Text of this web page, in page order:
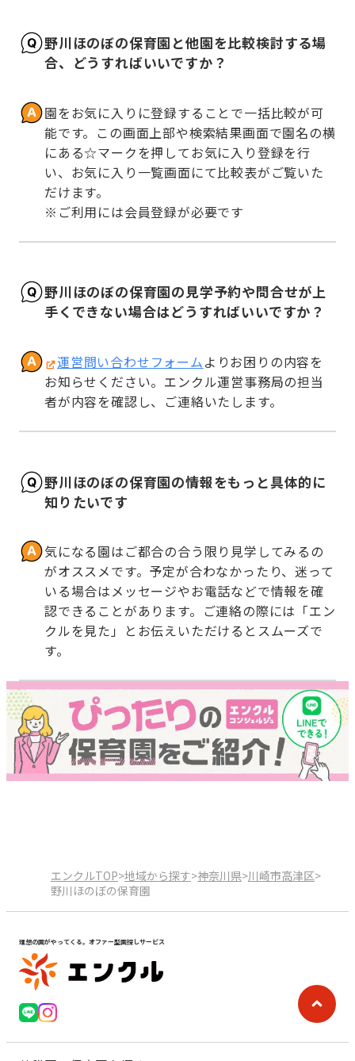
野川ほのぼの保育園と他園を比較検討する場
合、どうすればいいですか？
園をお気に入りに登録することで一括比較が可
能です。この画面上部や検索結果画面で園名の横
にある☆マークを押してお気に入り登録を行
い、お気に入り一覧画面にて比較表がご覧いた
だけます。
※ご利用には会員登録が必要です
野川ほのぼの保育園の見学予約や問合せが上
手くできない場合はどうすればいいですか？
運営問い合わせフォームよりお困りの内容を
お知らせください。エンクル運営事務局の担当
者が内容を確認し、ご連絡いたします。
野川ほのぼの保育園の情報をもっと具体的に
知りたいです
気になる園はご都合の合う限り見学してみるの
がオススメです。予定が合わなかったり、迷って
いる場合はメッセージやお電話などで情報を確
認できることがあります。ご連絡の際には「エン
クルを見た」とお伝えいただけるとスムーズで
す。
エンクルTOP>地域から探す>神奈川県>川崎市高津区>
野川ほのぼの保育園
理想の園がやってくる。オファー型園探しサービス